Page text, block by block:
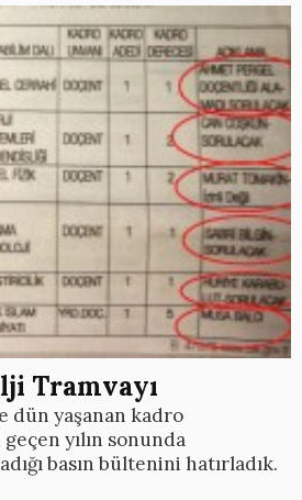
Tramvayı
dün yaşanan kadro
yılın sonunda
basın bültenini hatırladık.